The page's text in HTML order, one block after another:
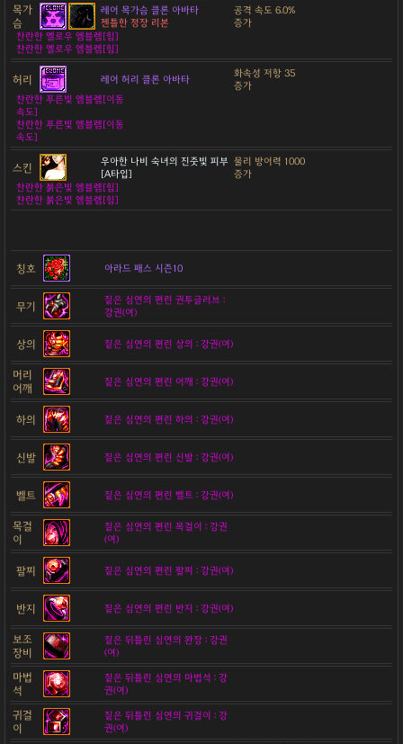
목가
슴
레어 목가슴 클론 아바타
젠틀한 정장 리본
공격 속도 6.0%
증가
찬란한 옐로우 엠블렘[힘]
찬란한 옐로우 엠블렘[힘]
허리 레어 허리 클론 아바타
화속성 저항 35
증가
찬란한 푸른빛 엠블렘[이동
속도]
찬란한 푸른빛 엠블렘[이동
속도]
스킨
우아한 나비 숙녀의 진줏빛 피부
[A타입]
물리 방어력 1000
증가
찬란한 붉은빛 엠블렘[힘]
찬란한 붉은빛 엠블렘[힘]
칭호 아라드 패스 시즌10
무기
짙은 심연의 편린 권투글러브 :
강권(여)
상의 짙은 심연의 편린 상의 : 강권(여)
머리
어깨
짙은 심연의 편린 어깨 : 강권(여)
하의 짙은 심연의 편린 하의 : 강권(여)
신발 짙은 심연의 편린 신발 : 강권(여)
벨트 짙은 심연의 편린 벨트 : 강권(여)
목걸
이
짙은 심연의 편린 목걸이 : 강권
(여)
팔찌 짙은 심연의 편린 팔찌 : 강권(여)
반지 짙은 심연의 편린 반지 : 강권(여)
보조
장비
짙은 뒤틀린 심연의 완장 : 강권
(여)
마법
석
짙은 뒤틀린 심연의 마법석 : 강
권(여)
귀걸
이
짙은 뒤틀린 심연의 귀걸이 : 강
권(여)